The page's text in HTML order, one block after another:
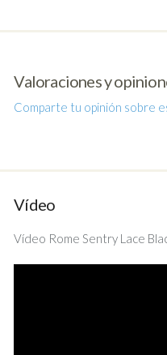
Valoraciones y
Comparte tu opinión sobre
Vídeo
Vídeo Rome Sentry Lace